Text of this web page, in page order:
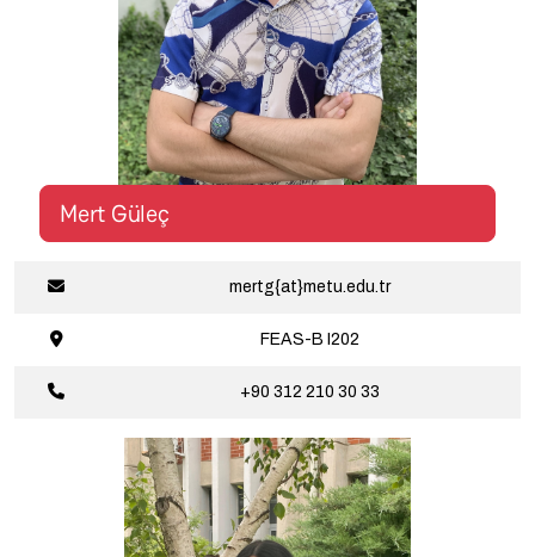
Mert Güleç
mertg{at}metu.edu.tr
FEAS-B I202
+90 312 210 30 33